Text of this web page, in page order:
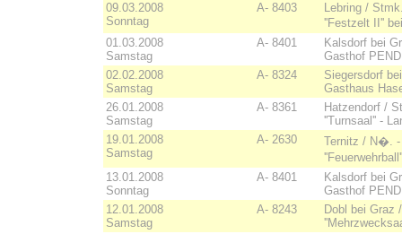
09.03.2008
Sonntag
A- 8403
Lebring /
''Festzelt II''
01.03.2008
Samstag
A- 8401
Kalsdorf bei
Gasthof
02.02.2008
Samstag
A- 8324
Siegersdorf
Gasthaus
26.01.2008
Samstag
A- 8361
Hatzendorf /
''Turnsaal'' -
19.01.2008
Samstag
A- 2630
Ternitz / N�. -
13.01.2008
Sonntag
A- 8401
Kalsdorf bei
Gasthof
12.01.2008
Samstag
A- 8243
Dobl bei Graz